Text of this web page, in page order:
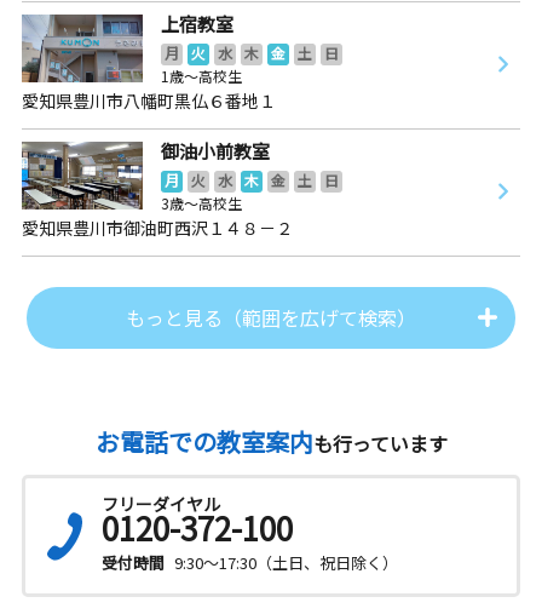
上宿教室
月 火 水 木 金 土
日
1歳～高校生
愛知県豊川市八幡町黒仏６番地１
御油小前教室
月 火 水 木 金 土
日
3歳～高校生
愛知県豊川市御油町西沢１４８－２
もっと見る（範囲を広げて検索）
お電話での教室案内も行っています
フリーダイヤル
0120-372-100
受付時間 9:30～17:30（土日、祝日除く）